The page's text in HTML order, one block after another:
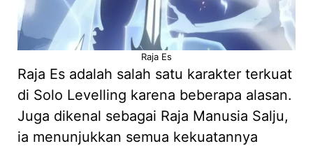
Raja Es
Raja Es adalah salah satu karakter terkuat
di Solo Levelling karena beberapa alasan.
Juga dikenal sebagai Raja Manusia Salju,
ia menunjukkan semua kekuatannya